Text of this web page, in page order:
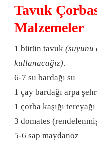
Tavuk
Malzemeler
1 bütün tavuk (suyunu
kullanacağız).
6-7 su bardağı su
1 çay bardağı arpa
1 çorba kaşığı tereyağı
3 domates
5-6 sap maydanoz